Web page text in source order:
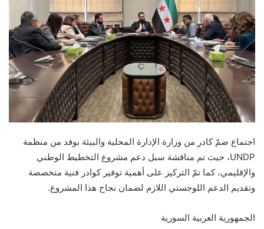
اجتماع ضمّ كادر من وزارة الإدارة المحلية والبيئة بوفد من منظمة
UNDP، حيث تم مناقشة سبل دعم مشروع التخطيط الوطني
والإقليمي، كما تمّ التركيز على أهمية توفير كوادر فنية متخصصة
وتقديم الدعم اللوجستي اللازم لضمان نجاح هذا المشروع.
الجمهورية العربية السورية